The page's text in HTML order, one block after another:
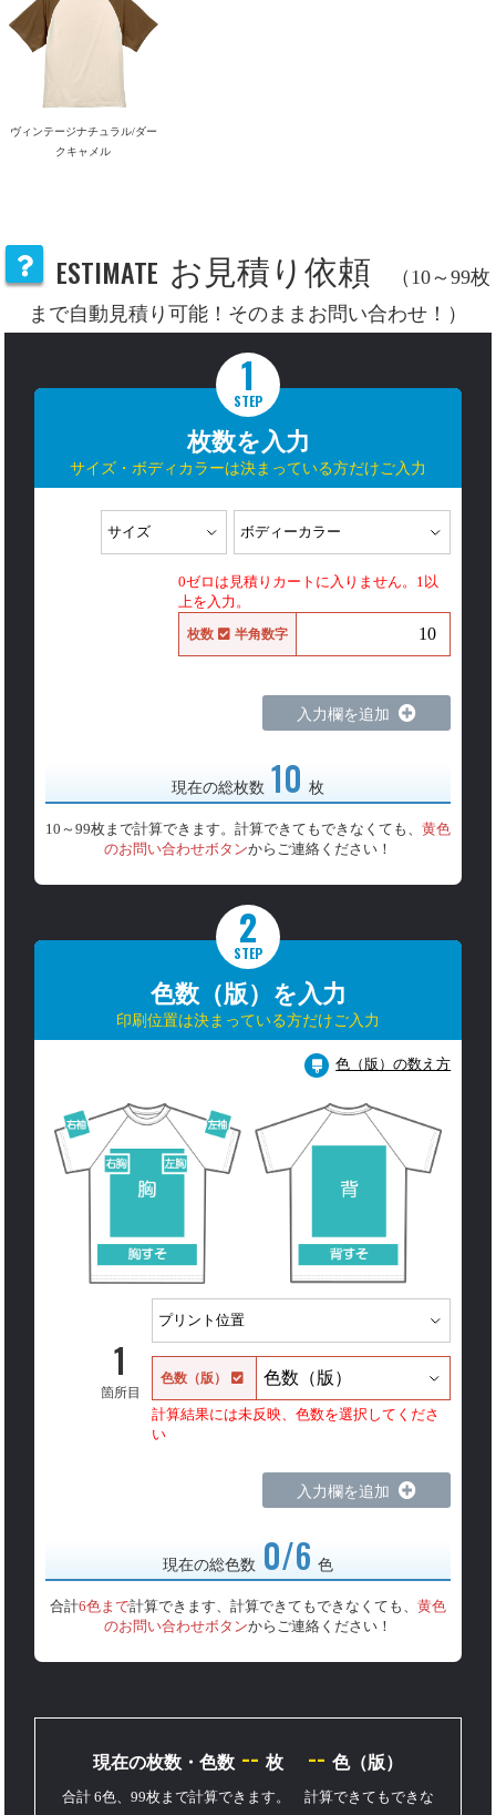
ヴィンテージナチュラル/ダー
クキャメル
ESTIMATE お見積り依頼
（10～99枚
まで自動見積り可能！そのままお問い合わせ！）
1
STEP
枚数を入力
サイズ・ボディカラーは決まっている方だけご入力
0ゼロは見積りカートに入りません。1以
上を入力。
枚数 半角数字
入力欄を追加
現在の総枚数 10 枚
10～99枚まで計算できます。計算できてもできなくても、 黄色
のお問い合わせボタンからご連絡ください！
2
STEP
色数（版）を入力
印刷位置は決まっている方だけご入力
色（版）の数え方
1
箇所目
色数（版）
計算結果には未反映、色数を選択してくださ
い
入力欄を追加
現在の総色数 0/6 色
合計6色まで計算できます、計算できてもできなくても、 黄色
のお問い合わせボタンからご連絡ください！
現在の枚数・色数 -- 枚 -- 色（版）
合計 6色、99枚まで計算できます。 計算できてもできな